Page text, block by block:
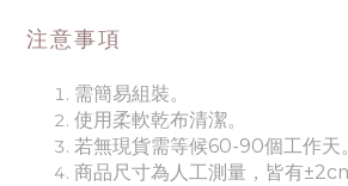
注意事項
需簡易組裝。
使用柔軟乾布清潔。
若無現貨需等候60-90個工作天。
商品尺寸為人工測量，皆有